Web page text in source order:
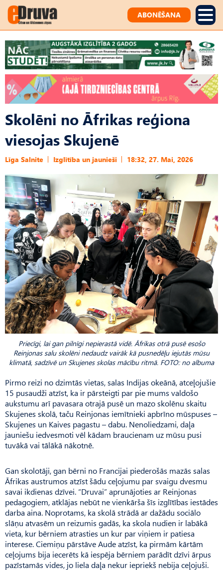
ABONĒŠANA
Skolēni no Āfrikas reģiona
viesojas Skujenē
Līga Salnite Izglītība un jaunieši 18:32, 27. Mai, 2026
Priecīgi, lai gan pilnīgi nepierastā vidē. Āfrikas otrā pusē esošo
Reinjonas salu skolēni nedaudz vairāk kā pusnedēļu iejutās mūsu
klimatā, sadzīvē un Skujenes skolas mācību ritmā. FOTO: no albuma
Pirmo reizi no dzimtās vietas, salas Indijas okeānā, atceļojušie
15 pusaudži atzīst, ka ir pārsteigti par pie mums valdošo
aukstumu arī pavasara otrajā pusē un mazo skolēnu skaitu
Skujenes skolā, taču Reinjonas iemītnieki apbrīno mūspuses –
Skujenes un Kaives pagastu – dabu. Nenoliedzami, daļa
jauniešu iedvesmoti vēl kādam braucienam uz mūsu pusi
tuvākā vai tālākā nākotnē.
Gan skolotāji, gan bērni no Francijai piederošās mazās salas
Āfrikas austrumos atzīst šādu ceļojumu par svaigu dvesmu
savai ikdienas dzīvei. “Druvai” aprunājoties ar Rein­jo­nas
pedagogiem, atklājas nebūt ne vienkārša šīs izglītības iestādes
darba aina. Noprotams, ka skolā strādā ar dažādu soci­ālo
slāņu atvasēm un reizumis gadās, ka skola nudien ir labākā
vieta, kur bērniem atrasties un kur par viņiem ir patiesa
interese. Ciemiņu pārstāve Aude atzīst, ka pirmām kārtām
ceļojums bija iecerēts kā iespēja bērniem parādīt dzīvi ārpus
pazīstamās vides, jo liela daļa nekur iepriekš nebija ceļojuši.